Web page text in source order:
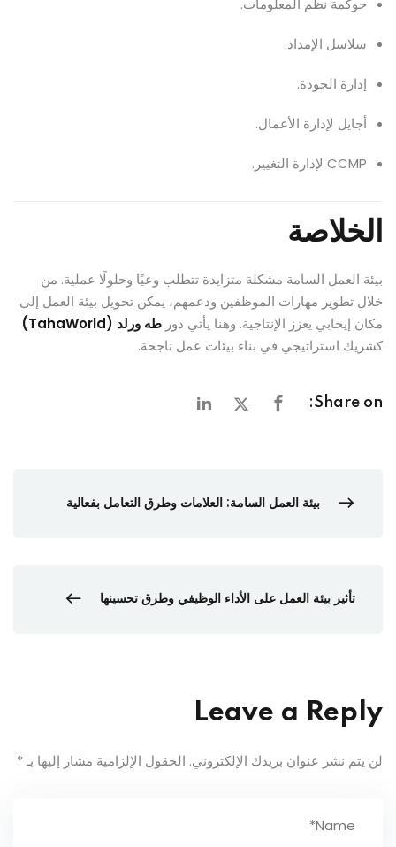
حوكمة نظم المعلومات.
سلاسل الإمداد.
إدارة الجودة.
أجايل لإدارة الأعمال.
CCMP لإدارة التغيير.
الخلاصة
بيئة العمل السامة مشكلة متزايدة تتطلب وعيًا وحلولًا عملية. من
خلال تطوير مهارات الموظفين ودعمهم، يمكن تحويل بيئة العمل إلى
مكان إيجابي يعزز الإنتاجية. وهنا يأتي دور طه ورلد (TahaWorld)
كشريك استراتيجي في بناء بيئات عمل ناجحة.
Share on:
بيئة العمل السامة: العلامات وطرق التعامل بفعالية
تأثير بيئة العمل على الأداء الوظيفي وطرق تحسينها
Leave a Reply
لن يتم نشر عنوان بريدك الإلكتروني. الحقول الإلزامية مشار إليها بـ *